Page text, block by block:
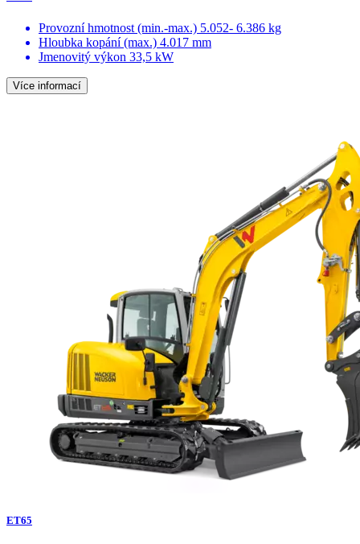
Provozní hmotnost (min.-max.) 5.052- 6.386 kg
Hloubka kopání (max.) 4.017 mm
Jmenovitý výkon 33,5 kW
Více informací
ET65